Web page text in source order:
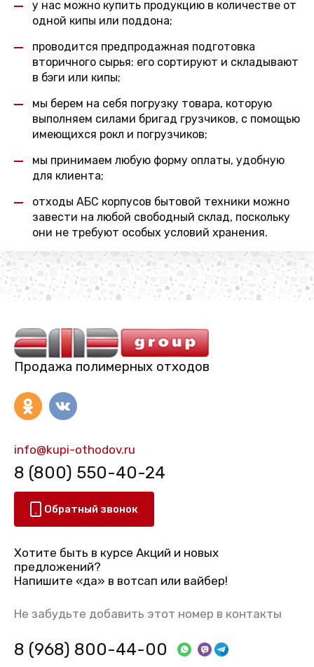
у нас можно купить продукцию в количестве от
одной кипы или поддона;
проводится предпродажная подготовка
вторичного сырья: его сортируют и складывают
в бэги или кипы;
мы берем на себя погрузку товара, которую
выполняем силами бригад грузчиков, с помощью
имеющихся рокл и погрузчиков;
мы принимаем любую форму оплаты, удобную
для клиента;
отходы АБС корпусов бытовой техники можно
завести на любой свободный склад, поскольку
они не требуют особых условий хранения.
Продажа полимерных отходов
info@kupi-othodov.ru
8 (800) 550-40-24
Обратный звонок
Хотите быть в курсе Акций и новых
предложений?
Напишите «да» в вотсап или вайбер!
Не забудьте добавить этот номер в контакты
8 (968) 800-44-00